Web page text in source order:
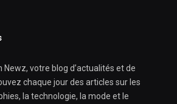
Newz, votre blog d’actualités et de
chaque jour des articles sur les
la technologie, la mode et le